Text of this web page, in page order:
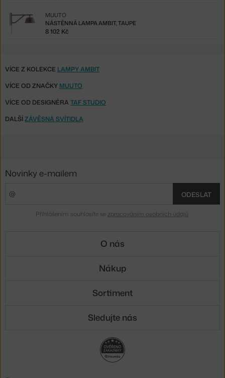
NÁSTĚNNÁ LAMPA AMBIT, TAUPE
MUUTO
8 102 Kč
VÍCE Z KOLEKCE LAMPY AMBIT
VÍCE OD ZNAČKY MUUTO
VÍCE OD DESIGNÉRA TAF STUDIO
DALŠÍZÁVĚSNÁ SVÍTIDLA
Novinky e-mailem
ODESLAT
Přihlášením souhlasíte se zpracováním osobních údajů
O nás
Nákup
Sortiment
Sledujte nás